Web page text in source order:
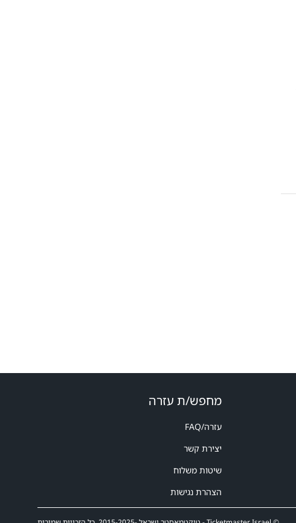
מחפש/ת עזרה
עזרה/FAQ
יצירת קשר
שיטות משלוח
הצהרת נגישות